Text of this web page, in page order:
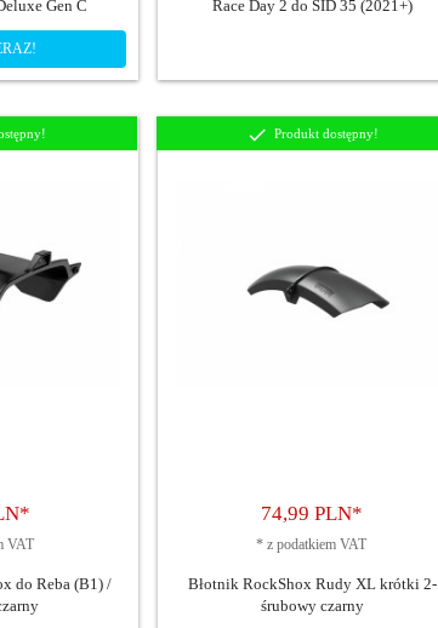
Gen C
Race Day 2 do SID 35 (2021+)
VAT
do Reba (B1) /
Produkt dostępny!
74,99 PLN*
*z podatkiem VAT
Błotnik RockShox Rudy XL krótki 2-
śrubowy czarny